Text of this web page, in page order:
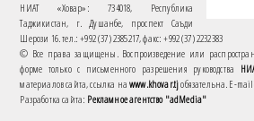
НИАТ «Ховар»: 734018, Республика
Таджикистан, г. Душанбе, проспект Саъди
Шерози 16. тел.: +992 (37) 2385217, факс: +992 (37) 2232383
© Все права защищены. Воспроизведение или
форме только с письменного разрешения руководства
материалов сайта, ссылка наwww.khovar.tjобязательна. E-mail:
Разработка сайта: Рекламное агентство "adMedia"